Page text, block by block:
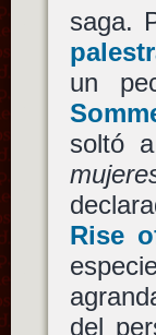
saga.
un
soltó
Rise
del